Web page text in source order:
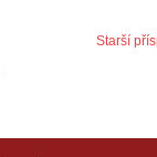
Starší